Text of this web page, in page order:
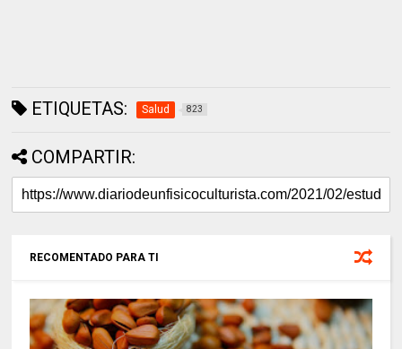
ETIQUETAS: Salud 823
COMPARTIR:
RECOMENTADO PARA TI